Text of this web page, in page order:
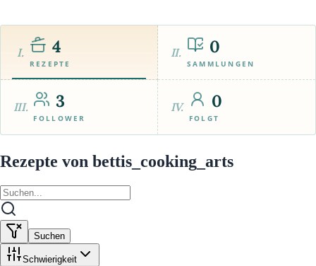
I. 4
REZEPTE
II. 0
SAMMLUNGEN
III. 3
FOLLOWER
IV. 0
FOLGT
Rezepte von bettis_cooking_arts
Suchen
Schwierigkeit